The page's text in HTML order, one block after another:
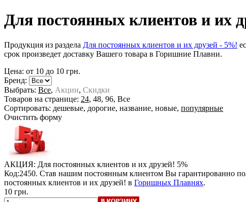
Для постоянных клиентов и их
Продукция из раздела Для постоянных клиентов и их друзей - 5%!
срок произведет доставку Вашего товара в Горишние Плавни.
Цена: от 10 до 10 грн.
Бренд:
Выбрать: Все, Акции, Скидки
Товаров на странице: 24, 48, 96, Все
Сортировать: дешевые, дорогие, название, новые, популярные
Очистить форму
АКЦИЯ: Для постоянных клиентов и их друзей! 5%
Код:2450. Став нашим постоянным клиентом Вы гарантированно
постоянных клиентов и их друзей! в Горишных Плавнях.
10 грн.